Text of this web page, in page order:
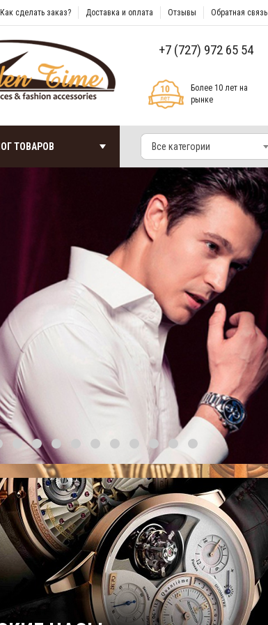
Как сделать заказ? Доставка и оплата Отзывы Обратная связь
+7 (727) 972 65 54
Более 10 лет на
рынке
ТОВАРОВ Все категории